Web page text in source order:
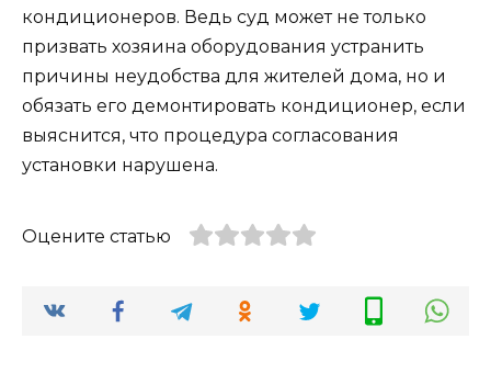
кондиционеров. Ведь суд может не только
призвать хозяина оборудования устранить
причины неудобства для жителей дома, но и
обязать его демонтировать кондиционер, если
выяснится, что процедура согласования
установки нарушена.
Оцените статью